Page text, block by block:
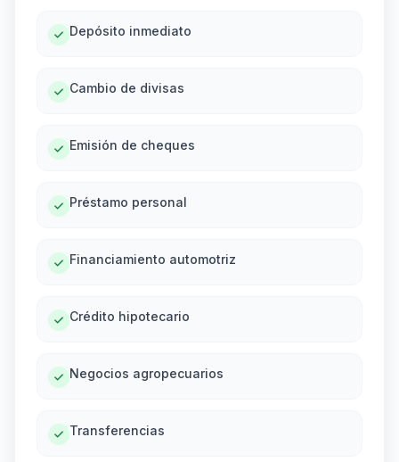
Depósito inmediato
Cambio de divisas
Emisión de cheques
Préstamo personal
Financiamiento automotriz
Crédito hipotecario
Negocios agropecuarios
Transferencias